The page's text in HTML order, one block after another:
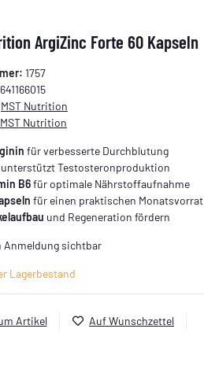
ArgiZinc Forte 60 Kapseln
1757
MST Nutrition
MST Nutrition
für verbesserte Durchblutung
unterstützt Testosteronproduktion
B6für optimale Nährstoffaufnahme
für einen praktischen Monatsvorrat
und Regeneration fördern
Anmeldung sichtbar
Lagerbestand
Artikel Auf Wunschzettel